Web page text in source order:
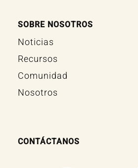
SOBRE NOSOTROS
Noticias
Recursos
Comunidad
Nosotros
CONTÁCTANOS